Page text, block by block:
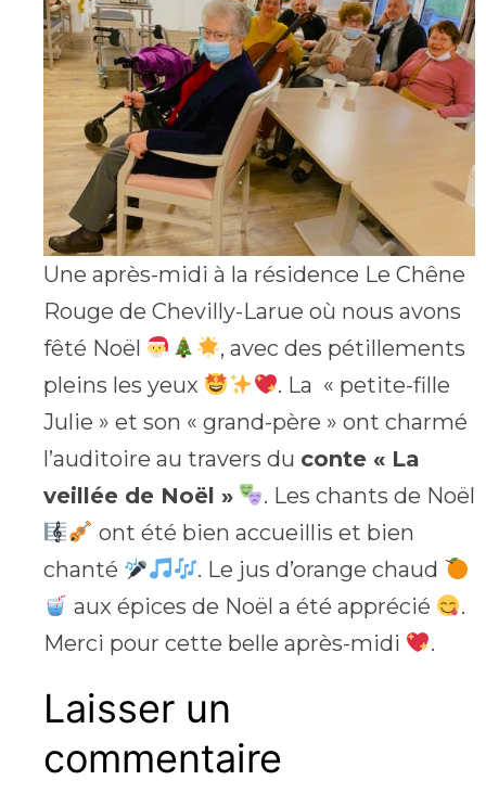
Une après-midi à la résidence Le Chêne
Rouge de Chevilly-Larue où nous avons
fêté Noël
, avec des pétillements
pleins les yeux
. La « petite-fille
Julie » et son « grand-père » ont charmé
l’auditoire au travers du conte « La
veillée de Noël »
. Les chants de Noël
ont été bien accueillis et bien
chanté
. Le jus d’orange chaud
aux épices de Noël a été apprécié
.
Merci pour cette belle après-midi
.
Laisser un
commentaire